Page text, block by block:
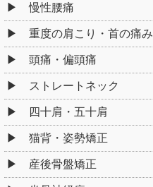
慢性腰痛
重度の肩こり・首の痛み
頭痛・偏頭痛
ストレートネック
四十肩・五十肩
猫背・姿勢矯正
産後骨盤矯正